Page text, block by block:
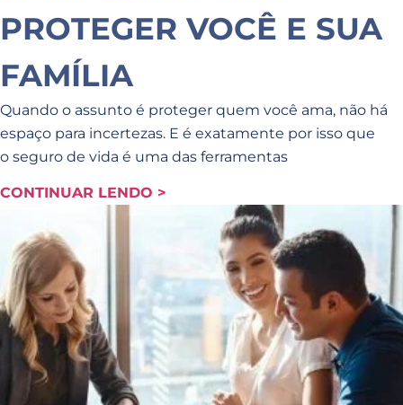
PROTEGER VOCÊ E SUA
FAMÍLIA
Quando o assunto é proteger quem você ama, não há
espaço para incertezas. E é exatamente por isso que
o seguro de vida é uma das ferramentas
CONTINUAR LENDO >